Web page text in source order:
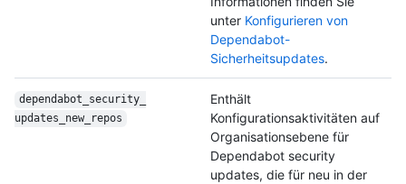
unter Konfigurieren von
Dependabot-
Sicherheitsupdates.
dependabot_security_
updates_new_repos
Enthält
Konfigurationsaktivitäten auf
Organisationsebene für
Dependabot security
updates, die für neu in der